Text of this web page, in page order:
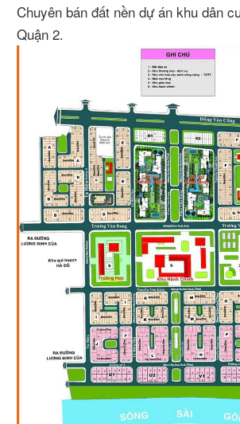
Chuyên bán đất nền dự án khu dân
Quận 2.